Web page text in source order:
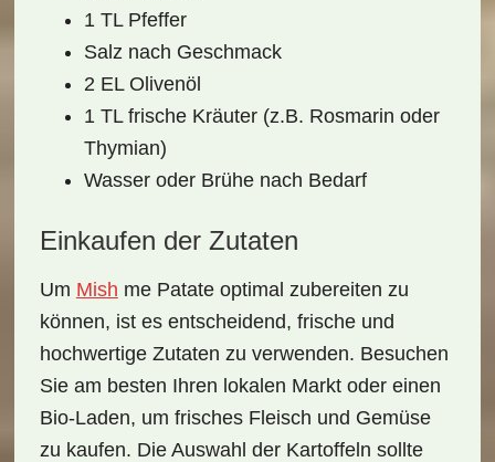
1 TL Pfeffer
Salz nach Geschmack
2 EL Olivenöl
1 TL frische Kräuter (z.B. Rosmarin oder
Thymian)
Wasser oder Brühe nach Bedarf
Einkaufen der Zutaten
Um Mish me Patateoptimal zubereiten zu
können, ist es entscheidend, frische und
hochwertige Zutaten zu verwenden. Besuchen
Sie am besten Ihren lokalen Markt oder einen
Bio-Laden, um frisches Fleisch und Gemüse
zu kaufen. Die Auswahl der Kartoffeln sollte